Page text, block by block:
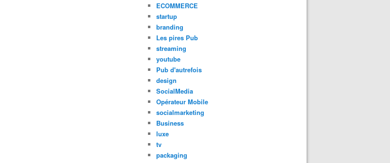
ECOMMERCE
startup
branding
Les pires Pub
streaming
youtube
Pub d'autrefois
design
SocialMedia
Opérateur Mobile
socialmarketing
Business
luxe
tv
packaging